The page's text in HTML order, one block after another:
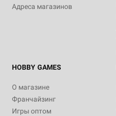
Адреса магазинов
HOBBY GAMES
О магазине
Франчайзинг
Игры оптом